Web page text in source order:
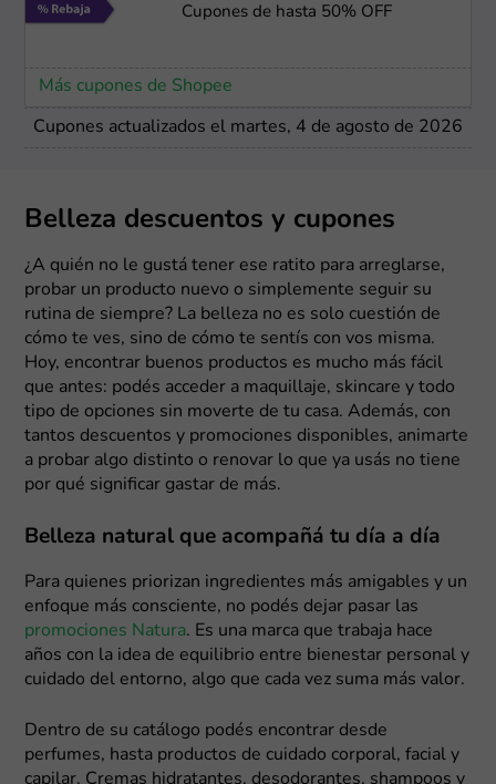
Cupones de hasta 50% OFF
Más cupones de Shopee
Cupones actualizados el martes, 4 de agosto de 2026
Belleza descuentos y cupones
¿A quién no le gustá tener ese ratito para arreglarse,
probar un producto nuevo o simplemente seguir su
rutina de siempre? La belleza no es solo cuestión de
cómo te ves, sino de cómo te sentís con vos misma.
Hoy, encontrar buenos productos es mucho más fácil
que antes: podés acceder a maquillaje, skincare y todo
tipo de opciones sin moverte de tu casa. Además, con
tantos descuentos y promociones disponibles, animarte
a probar algo distinto o renovar lo que ya usás no tiene
por qué significar gastar de más.
Belleza natural que acompañá tu día a día
Para quienes priorizan ingredientes más amigables y un
enfoque más consciente, no podés dejar pasar las
promociones Natura. Es una marca que trabaja hace
años con la idea de equilibrio entre bienestar personal y
cuidado del entorno, algo que cada vez suma más valor.
Dentro de su catálogo podés encontrar desde
perfumes, hasta productos de cuidado corporal, facial y
capilar. Cremas hidratantes, desodorantes, shampoos y